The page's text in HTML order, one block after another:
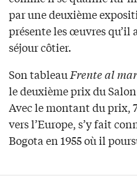
par une deuxième
présente les œuvres qu’il
séjour côtier.
Son tableau Frente al mar
le deuxième prix du
Avec le montant du prix,
vers l’Europe, s’y fait
Bogota en 1955 où il